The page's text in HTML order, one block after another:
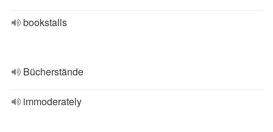
bookstalls
Bücherstände
immoderately